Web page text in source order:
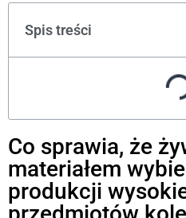
Spis treści
Co sprawia, że
materiałem
produkcji